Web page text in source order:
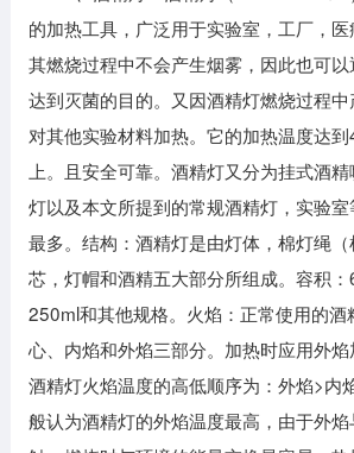
的加热工具，广泛用于实验室，工厂，
其燃烧过程中不会产生烟雾，因此也可
达到灭菌的目的。又因酒精灯燃烧过程
对其他实验材料加热。它的加热温度
上。且安全可靠。酒精灯又分为挂式酒
灯以及本文所提到的常规酒精灯，实验
最多。结构：酒精灯是由灯体，棉灯绳
芯，灯帽和酒精五大部分所组成。容积
250ml和其他规格。火焰：正常使用的酒
心、内焰和外焰三部分。加热时应用外焰
酒精灯火焰温度的高低顺序为：外焰>内
般认为酒精灯的外焰温度最高，由于外